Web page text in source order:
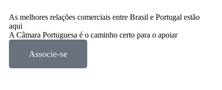
As melhores relações comerciais entre Brasil e Portugal estão
aqui
A Câmara Portuguesa é o caminho certo para o apoiar
Associe-se